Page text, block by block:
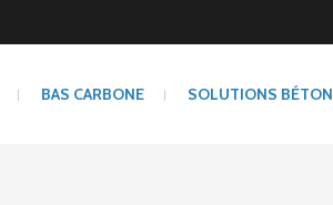
BAS CARBONE SOLUTIONS BÉTON